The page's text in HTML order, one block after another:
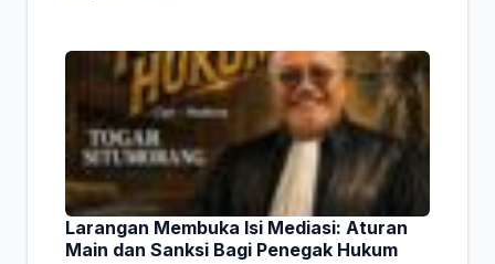
Larangan Membuka Isi Mediasi: Aturan
Main dan Sanksi Bagi Penegak Hukum